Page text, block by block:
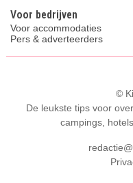
Voor bedrijven
Voor accommodaties
Pers & adverteerders
©
De leukste tips voor
campings,